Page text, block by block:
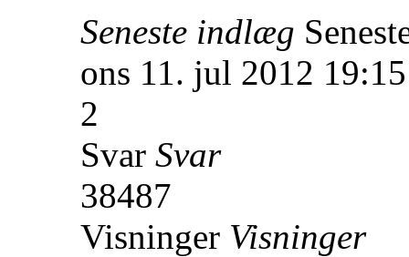
Seneste indlæg
ons 11. jul 2012 19:15
2
Svar Svar
38487
Visninger Visninger